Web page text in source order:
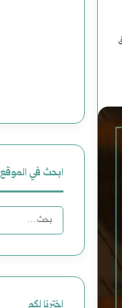
ابحث في الموقع
اخترنا لكم